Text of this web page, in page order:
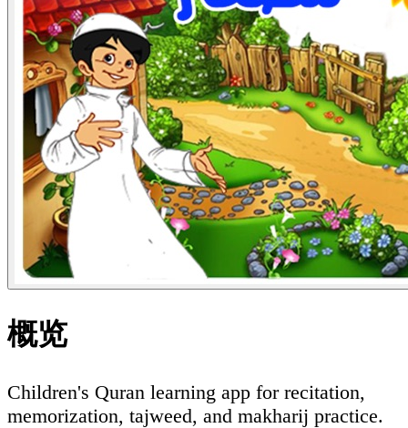
概览
Children's Quran learning app for recitation,
memorization, tajweed, and makharij practice.